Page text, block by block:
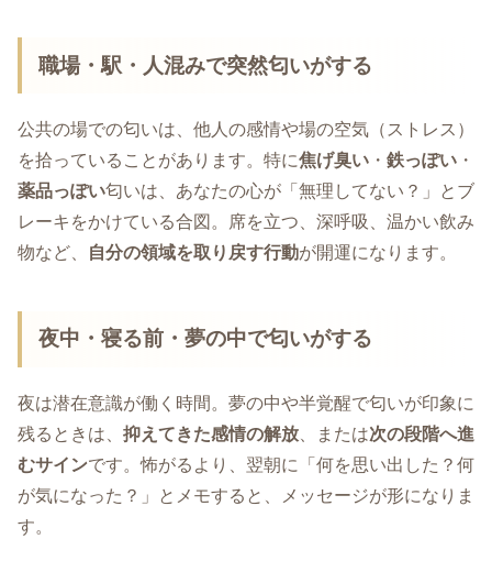
職場・駅・人混みで突然匂いがする
公共の場での匂いは、他人の感情や場の空気（ストレス）
を拾っていることがあります。特に焦げ臭い ・ 鉄っぽい ・
薬品っぽい匂いは、あなたの心が「無理してない？」とブ
レーキをかけている合図。席を立つ、深呼吸、温かい飲み
物など、
自分の領域を取り戻す行動が開運になります。
夜中・寝る前・夢の中で匂いがする
夜は潜在意識が働く時間。夢の中や半覚醒で匂いが印象に
残るときは、 抑えてきた感情の解放 、または次の段階へ進
むサインです。怖がるより、翌朝に「何を思い出した？何
が気になった？」とメモすると、メッセージが形になりま
す。